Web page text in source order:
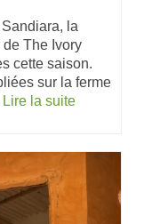
la
The Ivory
cette saison.
sur la ferme
Lire la suite